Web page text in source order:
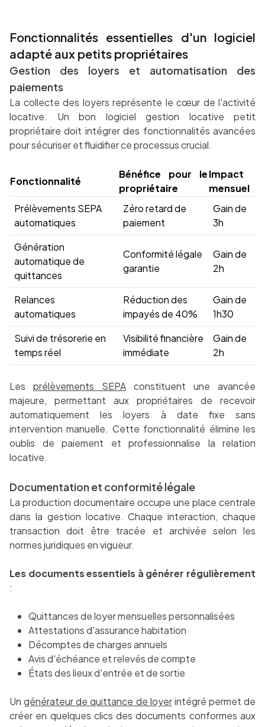
Fonctionnalités essentielles d'un logiciel
adapté aux petits propriétaires
Gestion des loyers et automatisation des
paiements
La collecte des loyers représente le cœur de l'activité
locative. Un bon logiciel gestion locative petit
propriétaire doit intégrer des fonctionnalités avancées
pour sécuriser et fluidifier ce processus crucial.
Fonctionnalité
Bénéfice pour le
propriétaire
Impact
mensuel
Prélèvements SEPA
automatiques
Zéro retard de
paiement
Gain de
3h
Génération
automatique de
quittances
Conformité légale
garantie
Gain de
2h
Relances
automatiques
Réduction des
impayés de 40%
Gain de
1h30
Suivi de trésorerie en
temps réel
Visibilité financière
immédiate
Gain de
2h
Les prélèvements SEPA constituent une avancée
majeure, permettant aux propriétaires de recevoir
automatiquement les loyers à date fixe sans
intervention manuelle. Cette fonctionnalité élimine les
oublis de paiement et professionnalise la relation
locative.
Documentation et conformité légale
La production documentaire occupe une place centrale
dans la gestion locative. Chaque interaction, chaque
transaction doit être tracée et archivée selon les
normes juridiques en vigueur.
Les documents essentiels à générer régulièrement
:
Quittances de loyer mensuelles personnalisées
Attestations d'assurance habitation
Décomptes de charges annuels
Avis d'échéance et relevés de compte
États des lieux d'entrée et de sortie
Ungénérateur de quittance de loyerintégré permet de
créer en quelques clics des documents conformes aux